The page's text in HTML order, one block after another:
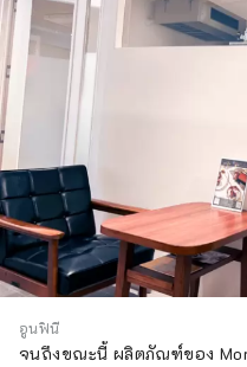
อูนฟินี
จนถึงขณะนี้ ผลิตภัณฑ์ของ